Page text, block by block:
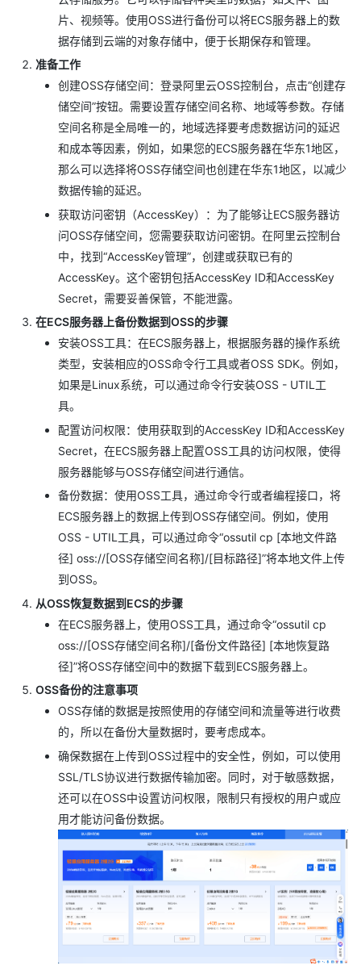
片、视频等。使用OSS进行备份可以将ECS服务器上的数
据存储到云端的对象存储中，便于长期保存和管理。
准备工作
创建OSS存储空间：登录阿里云OSS控制台，点击“创建存
储空间”按钮。需要设置存储空间名称、地域等参数。存储
空间名称是全局唯一的，地域选择要考虑数据访问的延迟
和成本等因素，例如，如果您的ECS服务器在华东1地区，
那么可以选择将OSS存储空间也创建在华东1地区，以减少
数据传输的延迟。
获取访问密钥（AccessKey）：为了能够让ECS服务器访
问OSS存储空间，您需要获取访问密钥。在阿里云控制台
中，找到“AccessKey管理”，创建或获取已有的
AccessKey。这个密钥包括AccessKey ID和AccessKey
Secret，需要妥善保管，不能泄露。
在ECS服务器上备份数据到OSS的步骤
安装OSS工具：在ECS服务器上，根据服务器的操作系统
类型，安装相应的OSS命令行工具或者OSS SDK。例如，
如果是Linux系统，可以通过命令行安装OSS - UTIL工
具。
配置访问权限：使用获取到的AccessKey ID和AccessKey
Secret，在ECS服务器上配置OSS工具的访问权限，使得
服务器能够与OSS存储空间进行通信。
备份数据：使用OSS工具，通过命令行或者编程接口，将
ECS服务器上的数据上传到OSS存储空间。例如，使用
OSS - UTIL工具，可以通过命令“ossutil cp [本地文件路
径] oss://[OSS存储空间名称]/[目标路径]”将本地文件上传
到OSS。
从OSS恢复数据到ECS的步骤
在ECS服务器上，使用OSS工具，通过命令“ossutil cp
oss://[OSS存储空间名称]/[备份文件路径] [本地恢复路
径]”将OSS存储空间中的数据下载到ECS服务器上。
OSS备份的注意事项
OSS存储的数据是按照使用的存储空间和流量等进行收费
的，所以在备份大量数据时，要考虑成本。
确保数据在上传到OSS过程中的安全性，例如，可以使用
SSL/TLS协议进行数据传输加密。同时，对于敏感数据，
还可以在OSS中设置访问权限，限制只有授权的用户或应
用才能访问备份数据。